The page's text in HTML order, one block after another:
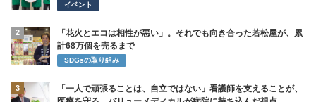
イベント
2
「花火とエコは相性が悪い」。それでも向き合った若松屋が、累
計68万個を売るまで
SDGsの取り組み
3
「一人で頑張ることは、自立ではない」看護師を支えることが、